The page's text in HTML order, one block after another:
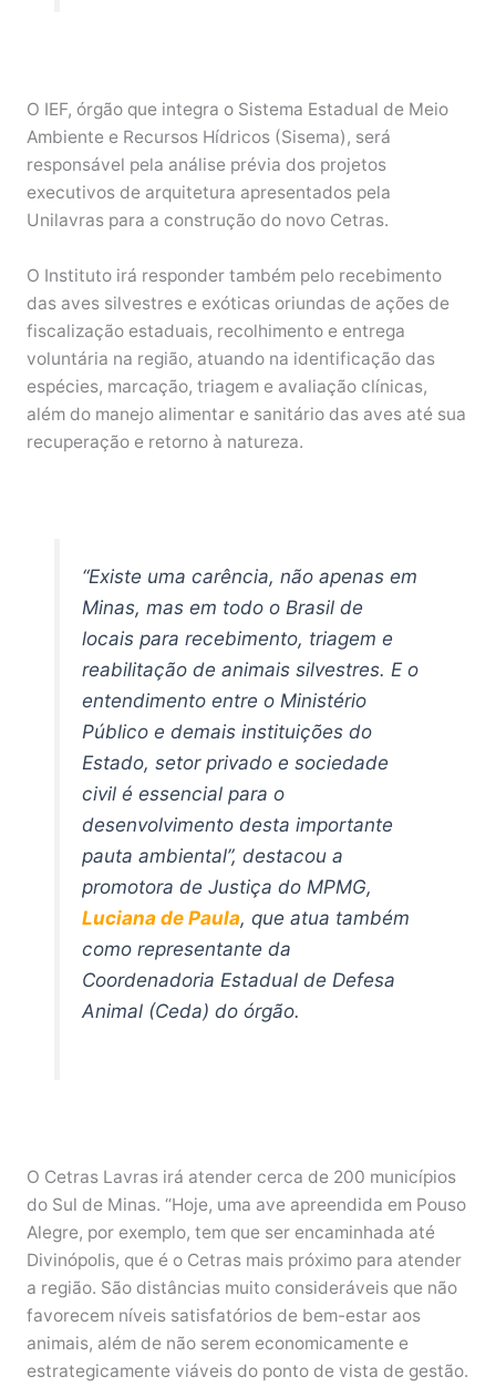
O IEF, órgão que integra o Sistema Estadual de Meio
Ambiente e Recursos Hídricos (Sisema), será
responsável pela análise prévia dos projetos
executivos de arquitetura apresentados pela
Unilavras para a construção do novo Cetras.
O Instituto irá responder também pelo recebimento
das aves silvestres e exóticas oriundas de ações de
fiscalização estaduais, recolhimento e entrega
voluntária na região, atuando na identificação das
espécies, marcação, triagem e avaliação clínicas,
além do manejo alimentar e sanitário das aves até sua
recuperação e retorno à natureza.
“Existe uma carência, não apenas em
Minas, mas em todo o Brasil de
locais para recebimento, triagem e
reabilitação de animais silvestres. E o
entendimento entre o Ministério
Público e demais instituições do
Estado, setor privado e sociedade
civil é essencial para o
desenvolvimento desta importante
pauta ambiental”, destacou a
promotora de Justiça do MPMG,
Luciana de Paula, que atua também
como representante da
Coordenadoria Estadual de Defesa
Animal (Ceda) do órgão.
O Cetras Lavras irá atender cerca de 200 municípios
do Sul de Minas. “Hoje, uma ave apreendida em Pouso
Alegre, por exemplo, tem que ser encaminhada até
Divinópolis, que é o Cetras mais próximo para atender
a região. São distâncias muito consideráveis que não
favorecem níveis satisfatórios de bem-estar aos
animais, além de não serem economicamente e
estrategicamente viáveis do ponto de vista de gestão.